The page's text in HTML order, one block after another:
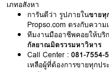
เภทอสังหา
การันตีว่า รูปภายในขายทุ
Propso.com ตรงกับควา
ทีมงานมืออาชีพคอยให้บริ
กัลยาณมิตรวรมหาวิหาร
Call Center :081-7554-
เหลือผู้ที่ต้องการขายทุกป